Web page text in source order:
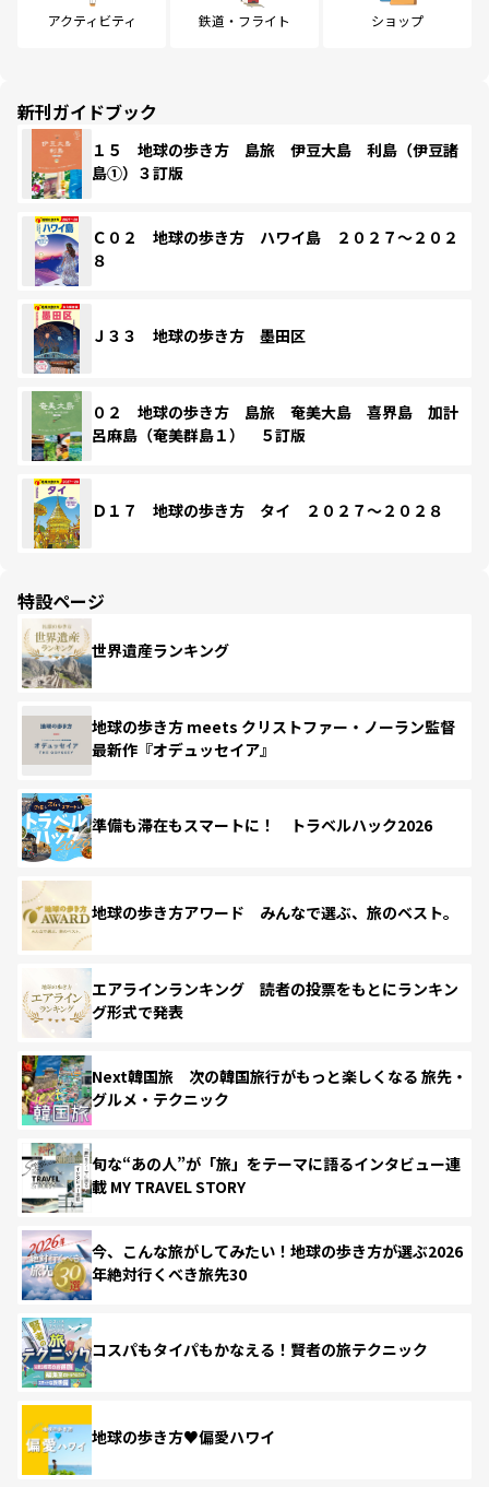
アクティビティ 鉄道・フライト ショップ
新刊ガイドブック
１５ 地球の歩き方 島旅 伊豆大島 利島（伊豆諸
島①）３訂版
Ｃ０２ 地球の歩き方 ハワイ島 ２０２７～２０２
８
Ｊ３３ 地球の歩き方 墨田区
０２ 地球の歩き方 島旅 奄美大島 喜界島 加計
呂麻島（奄美群島１） ５訂版
Ｄ１７ 地球の歩き方 タイ ２０２７～２０２８
特設ページ
世界遺産ランキング
地球の歩き方 meets クリストファー・ノーラン監督
最新作『オデュッセイア』
準備も滞在もスマートに！ トラベルハック2026
地球の歩き方アワード みんなで選ぶ、旅のベスト。
エアラインランキング 読者の投票をもとにランキン
グ形式で発表
Next韓国旅 次の韓国旅行がもっと楽しくなる 旅先・
グルメ・テクニック
旬な“あの人”が「旅」をテーマに語るインタビュー連
載 MY TRAVEL STORY
今、こんな旅がしてみたい！地球の歩き方が選ぶ2026
年絶対行くべき旅先30
コスパもタイパもかなえる！賢者の旅テクニック
地球の歩き方♥偏愛ハワイ